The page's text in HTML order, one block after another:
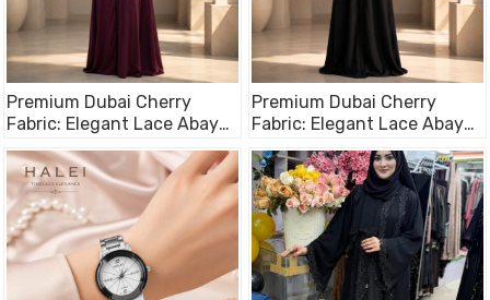
Premium Dubai Cherry
Fabric: Elegant Lace Abaya
Borka maroon Color
Premium Dubai Cherry
Fabric: Elegant Lace Abaya
Borka Black Color